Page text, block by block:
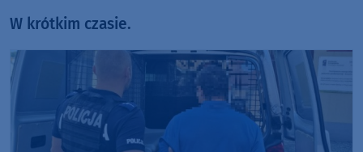
W krótkim czasie.